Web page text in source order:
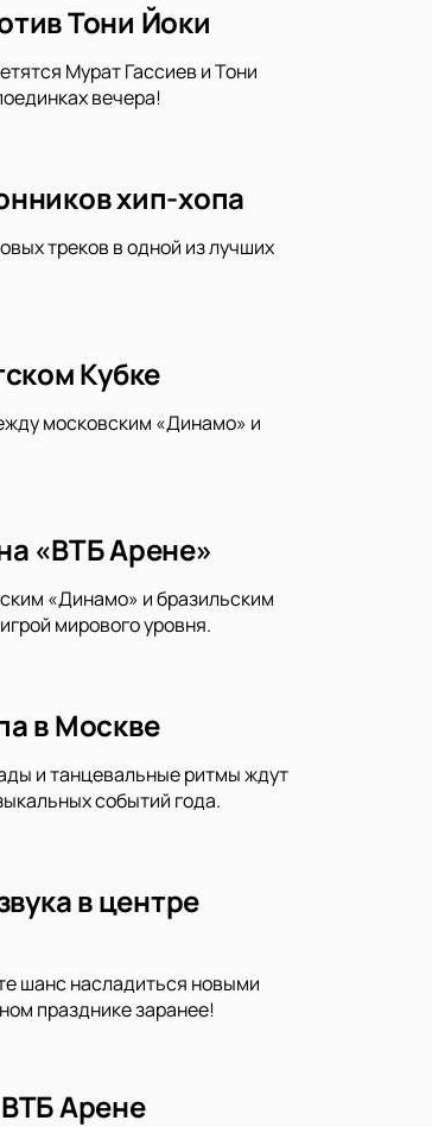
Тони Йоки
Мурат Гассиев и Тони
вечера!
хип-хопа
треков в одной из лучших
Кубке
московским «Динамо» и
«ВТБ Арене»
«Динамо» и бразильским
мирового уровня.
в Москве
и танцевальные ритмы ждут
событий года.
в центре
шанс насладиться новыми
празднике заранее!
Арене